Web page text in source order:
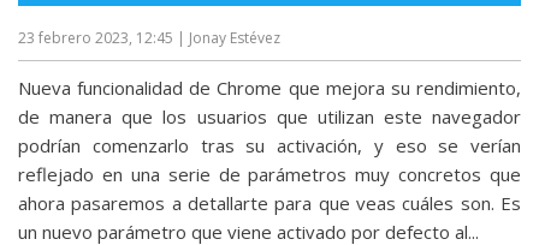
23 febrero 2023, 12:45 | Jonay Estévez
Nueva funcionalidad de Chrome que mejora su rendimiento,
de manera que los usuarios que utilizan este navegador
podrían comenzarlo tras su activación, y eso se verían
reflejado en una serie de parámetros muy concretos que
ahora pasaremos a detallarte para que veas cuáles son. Es
un nuevo parámetro que viene activado por defecto al...